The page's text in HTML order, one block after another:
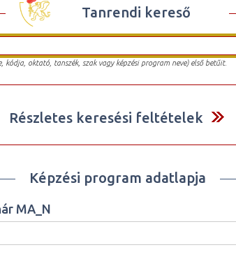
Tanrendi kereső
oktató, tanszék, szak vagy képzési program neve) első betűit.
Részletes keresési feltételek
Képzési program adatlapja
MA_N